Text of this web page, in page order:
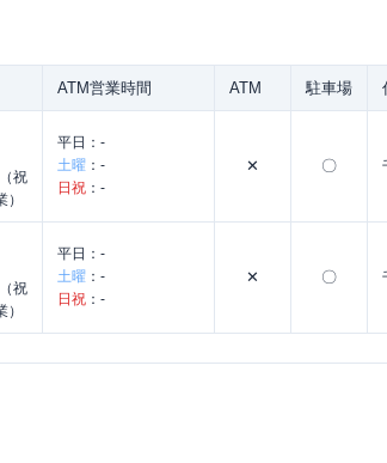
ATM営業時間 ATM 駐車場
祝
平日： -
土曜 ： -
日祝 ： -
✕ 〇
祝
平日： -
土曜 ： -
日祝 ： -
✕ 〇